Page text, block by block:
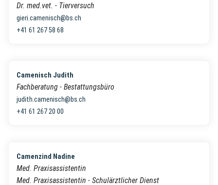
Dr. med.vet. - Tierversuch
gieri.camenisch@bs.ch
+41 61 267 58 68
Camenisch Judith
Fachberatung - Bestattungsbüro
judith.camenisch@bs.ch
+41 61 267 20 00
Camenzind Nadine
Med. Praxisassistentin
Med. Praxisassistentin - Schulärztlicher Dienst